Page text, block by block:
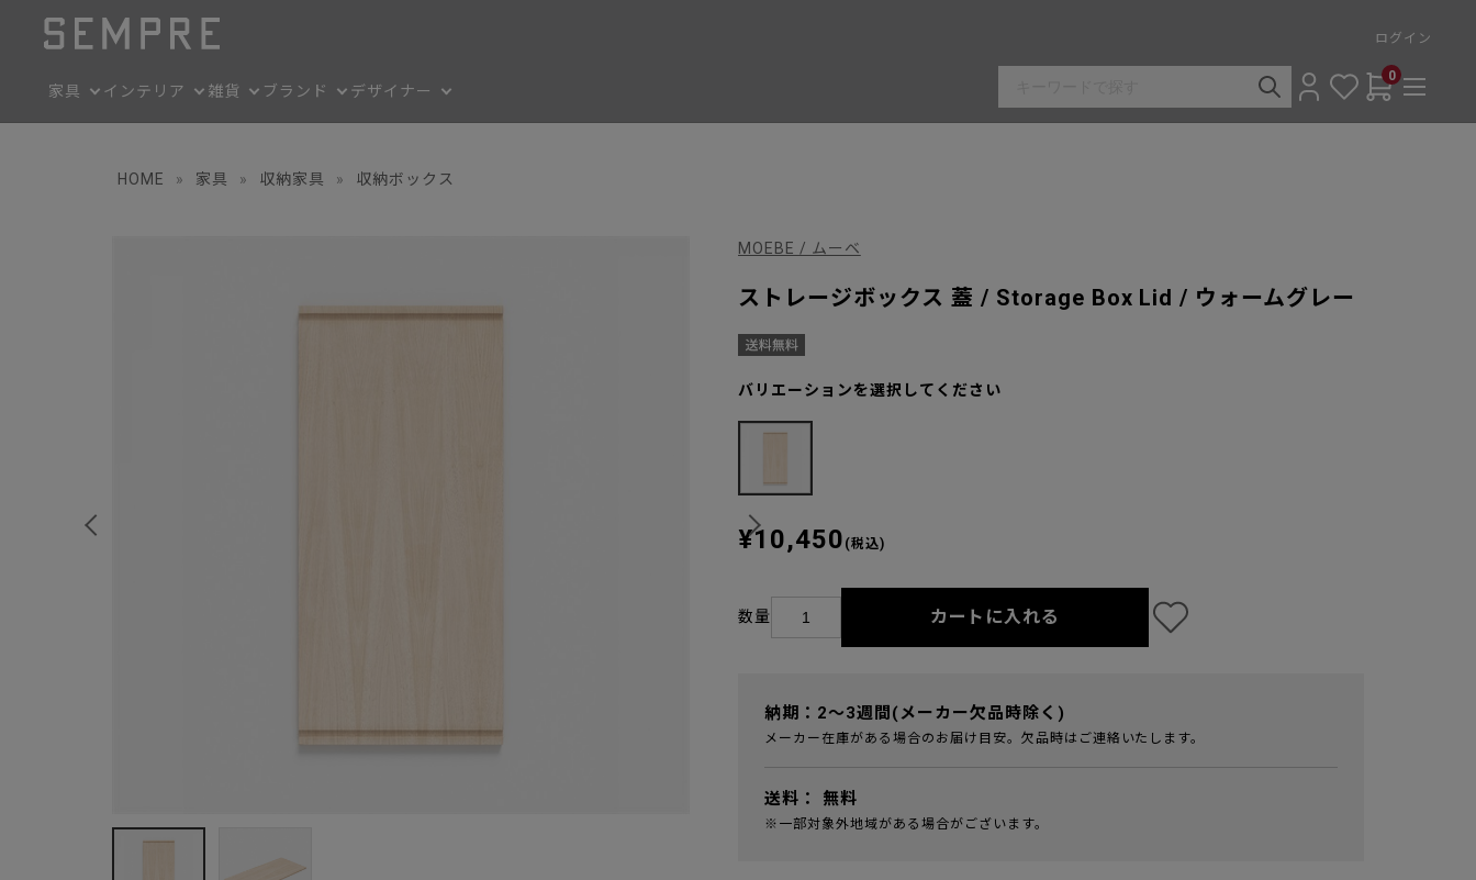
ログイン
家具 インテリア 雑貨 ブランド デザイナー
0
HOME » 家具 » 収納家具 » 収納ボックス
MOEBE / ムーベ
ストレージボックス 蓋 / Storage Box Lid / ウォームグレー
バリエーションを選択してください
¥10,450 (税込)
数量 カートに入れる
納期：2～3週間(メーカー欠品時除く)
メーカー在庫がある場合のお届け目安。欠品時はご連絡いたします。
送料： 無料
※一部対象外地域がある場合がございます。